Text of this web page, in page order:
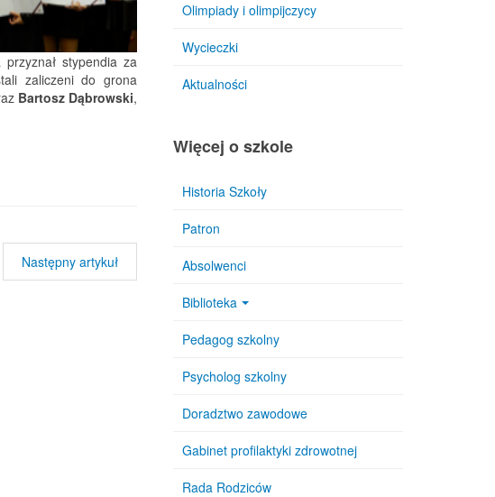
stypendia za
zaliczeni do grona
BartoszDąbrowski,
Następny artykuł
Olimpiady i olimpijczycy
Wycieczki
Aktualności
Więcej o szkole
Historia Szkoły
Patron
Absolwenci
Biblioteka
Pedagog szkolny
Psycholog szkolny
Doradztwo zawodowe
Gabinet profilaktyki zdrowotnej
Rada Rodziców